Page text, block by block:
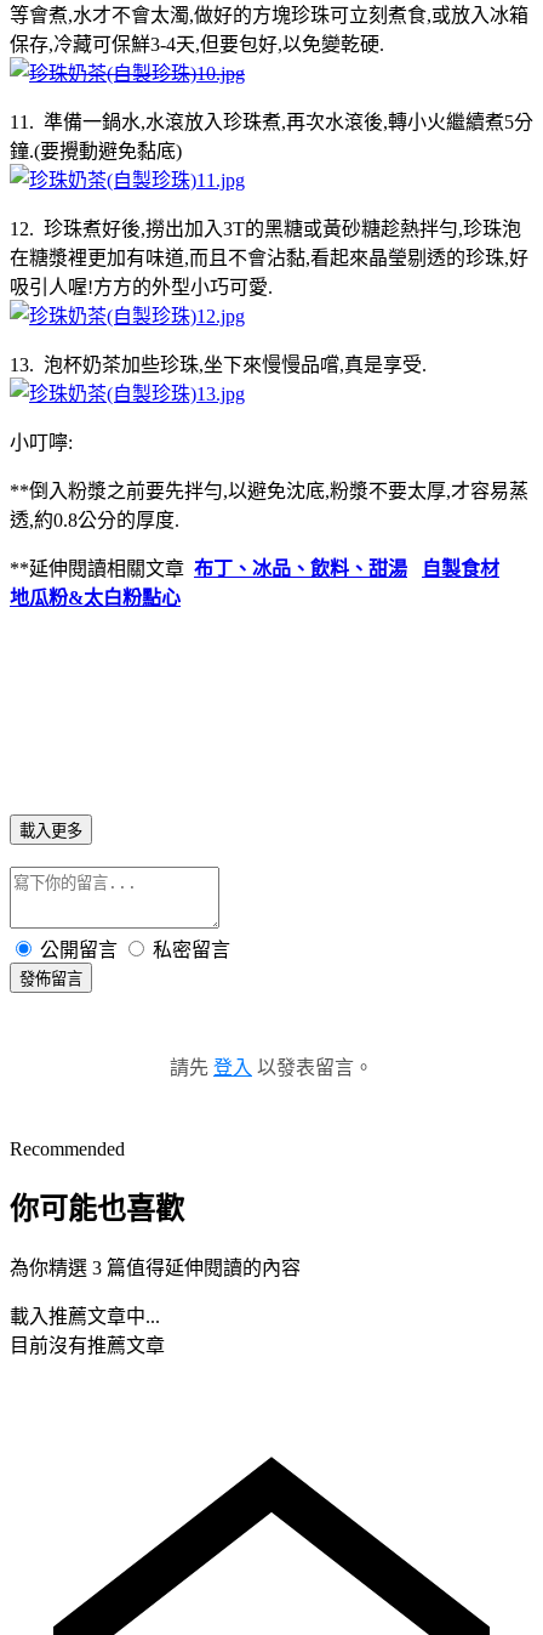
等會煮,水才不會太濁,做好的方塊珍珠可立刻煮食,或放入冰箱
保存,冷藏可保鮮3-4天,但要包好,以免變乾硬.
11. 準備一鍋水,水滾放入珍珠煮,再次水滾後,轉小火繼續煮5分
鐘.(要攪動避免黏底)
12. 珍珠煮好後,撈出加入3T的黑糖或黃砂糖趁熱拌勻,珍珠泡
在糖漿裡更加有味道,而且不會沾黏,看起來晶瑩剔透的珍珠,好
吸引人喔!方方的外型小巧可愛.
13. 泡杯奶茶加些珍珠,坐下來慢慢品嚐,真是享受.
小叮嚀:
**倒入粉漿之前要先拌勻,以避免沈底,粉漿不要太厚,才容易蒸
透,約0.8公分的厚度.
**延伸閱讀相關文章 布丁、冰品、飲料、甜湯
自製食材
地瓜粉&太白粉點心
載入更多
公開留言 私密留言
發佈留言
請先 登入 以發表留言。
Recommended
你可能也喜歡
為你精選 3 篇值得延伸閱讀的內容
載入推薦文章中...
目前沒有推薦文章